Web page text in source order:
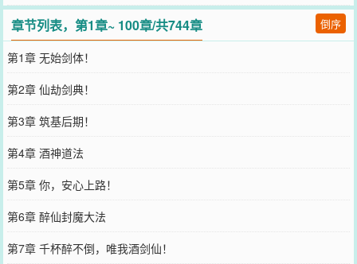
章节列表，第1章~ 100章/共744章 倒序
第1章 无始剑体！
第2章 仙劫剑典！
第3章 筑基后期！
第4章 酒神道法
第5章 你，安心上路！
第6章 醉仙封魔大法
第7章 千杯醉不倒，唯我酒剑仙！